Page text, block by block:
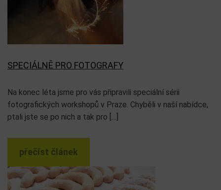
SPECIÁLNĚ PRO FOTOGRAFY
Na konec léta jsme pro vás připravili speciální sérii
fotografických workshopů v Praze. Chyběli v naší nabídce,
ptali jste se po nich a tak pro […]
přečíst článek